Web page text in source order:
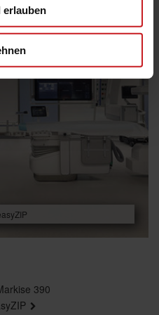
erlauben
390